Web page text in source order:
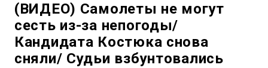
(ВИДЕО) Самолеты не могут
сесть из-за непогоды/
Кандидата Костюка снова
сняли/ Судьи взбунтовались